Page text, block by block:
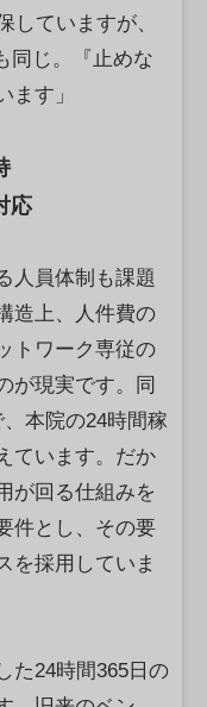
していますが、
同じ。『止めな
ます」
応
人員体制も課題
造上、人件費の
トワーク専従の
が現実です。同
本院の24時間稼
ています。だか
が回る仕組みを
件とし、その要
を採用していま
た24時間365日の